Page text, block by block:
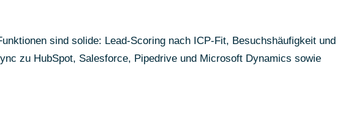
sind solide: Lead-Scoring nach ICP-Fit, Besuchshäufigkeit und
zu HubSpot, Salesforce, Pipedrive und Microsoft Dynamics sowie